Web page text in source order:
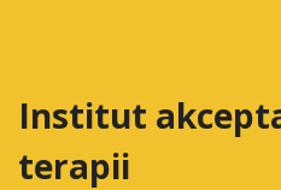
Institut
terapii